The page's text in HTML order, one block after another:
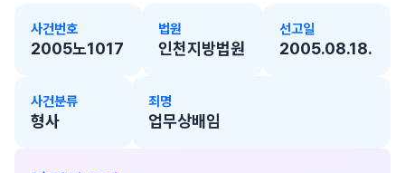
사건번호
2005노1017
법원
인천지방법원
선고일
2005.08.18.
사건분류
형사
죄명
업무상배임